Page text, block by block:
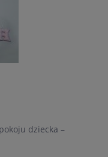
dziecka –